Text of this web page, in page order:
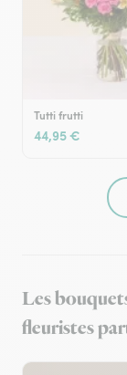
Tutti frutti
44,95 €
Les
fleuristes